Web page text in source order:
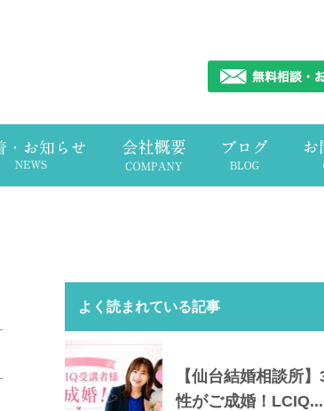
よく読まれている記事
【仙台結婚相談所
性がご成婚！LCIQ...